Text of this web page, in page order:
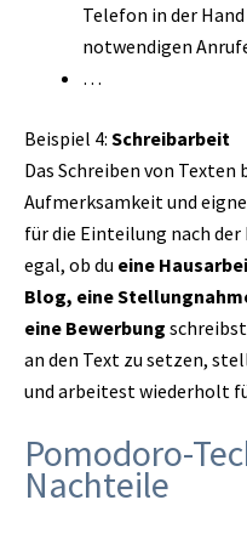
Telefon in der
notwendigen
…
Beispiel 4: Schreibarbeit
Das Schreiben von
Aufmerksamkeit und
für die Einteilung nach
egal, ob du eine
Blog, eine
eine Bewerbung
an den Text zu setzen,
und arbeitest wiederholt
Pomodoro-
Nachteile